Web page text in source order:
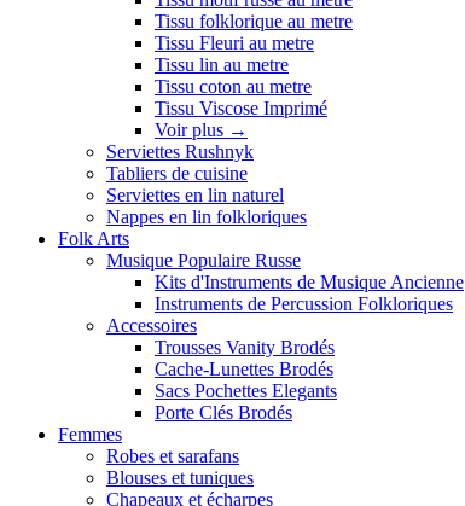
Tissu folklorique au metre
Tissu Fleuri au metre
Tissu lin au metre
Tissu coton au metre
Tissu Viscose Imprimé
Voir plus →
Serviettes Rushnyk
Tabliers de cuisine
Serviettes en lin naturel
Nappes en lin folkloriques
Folk Arts
Musique Populaire Russe
Kits d'Instruments de Musique Ancienne
Instruments de Percussion Folkloriques
Accessoires
Trousses Vanity Brodés
Cache-Lunettes Brodés
Sacs Pochettes Elegants
Porte Clés Brodés
Femmes
Robes et sarafans
Blouses et tuniques
Chapeaux et écharpes